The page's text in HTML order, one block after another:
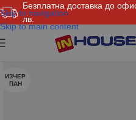
Безплатна доставка до
лв.
Skip to navigation
Skip to main content
ИЗЧЕР
ПАН